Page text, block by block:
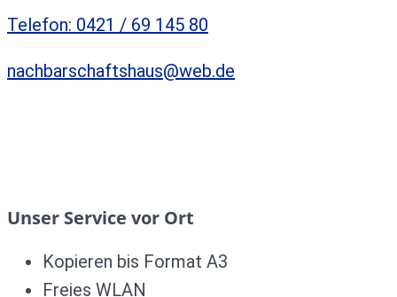
Telefon: 0421 / 69 145 80
nachbarschaftshaus@web.de
Unser Service vor Ort
Kopieren bis Format A3
Freies WLAN